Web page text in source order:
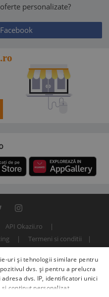
personalizate?
API Okazii.ro
Termeni si conditii
S.R.L.
uri și tehnologii similare pentru
dvs. și pentru a prelucra
dvs. IP, identificatori unici
conținut personalizat,